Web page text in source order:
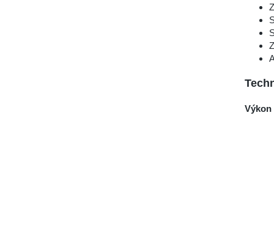
Výkon